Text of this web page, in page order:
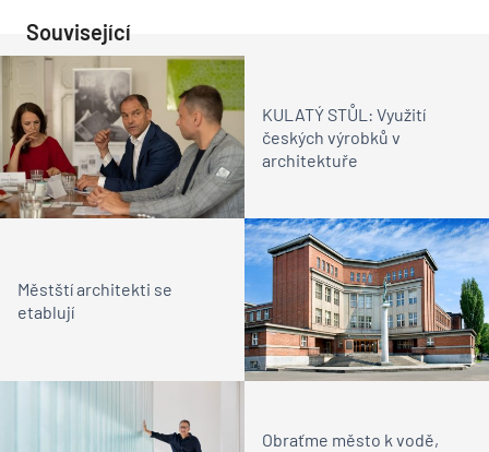
Související
KULATÝ STŮL: Využití
českých výrobků v
architektuře
Městští architekti se
etablují
Obraťme město k vodě,